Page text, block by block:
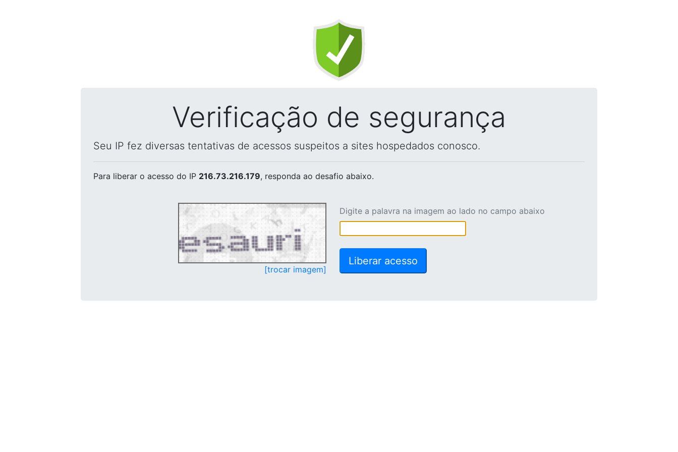
Verificação de segurança
Seu IP fez diversas tentativas de acessos suspeitos a sites hospedados conosco.
Para liberar o acesso do IP 216.73.216.179, responda ao desafio abaixo.
[trocar imagem]
Digite a palavra na imagem ao lado no campo abaixo